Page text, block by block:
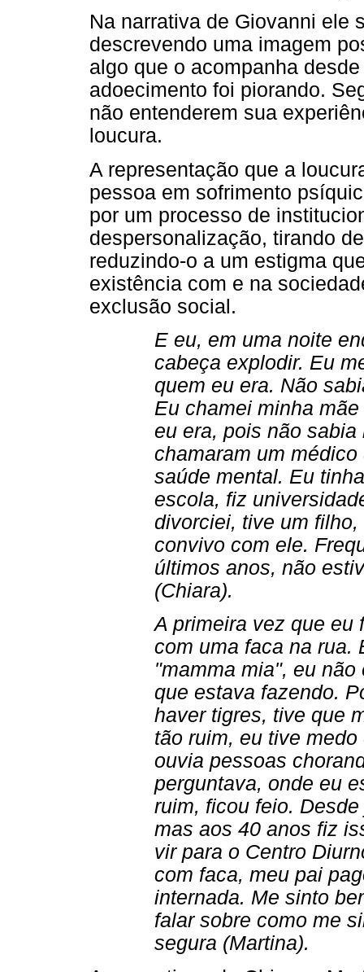
Na narrativa de Giovanni ele
descrevendo uma imagem
algo que o acompanha
adoecimento foi piorando.
não entenderem sua
loucura.
A representação que a
pessoa em sofrimento
por um processo de
despersonalização, tirando
reduzindo-o a um estigma
existência com e na
exclusão social.
E eu, em uma noite
cabeça explodir. Eu
quem eu era. Não
Eu chamei minha
eu era, pois não
chamaram um
saúde mental. Eu
escola, fiz
divorciei, tive um
convivo com ele.
últimos anos, não
(Chiara).
A primeira vez que eu
com uma faca na rua.
"mamma mia", eu
que estava fazendo.
haver tigres, tive que
tão ruim, eu tive
ouvia pessoas
perguntava, onde eu
ruim, ficou feio.
mas aos 40 anos fiz
vir para o Centro
com faca, meu pai
internada. Me sinto
falar sobre como me
segura (Martina).